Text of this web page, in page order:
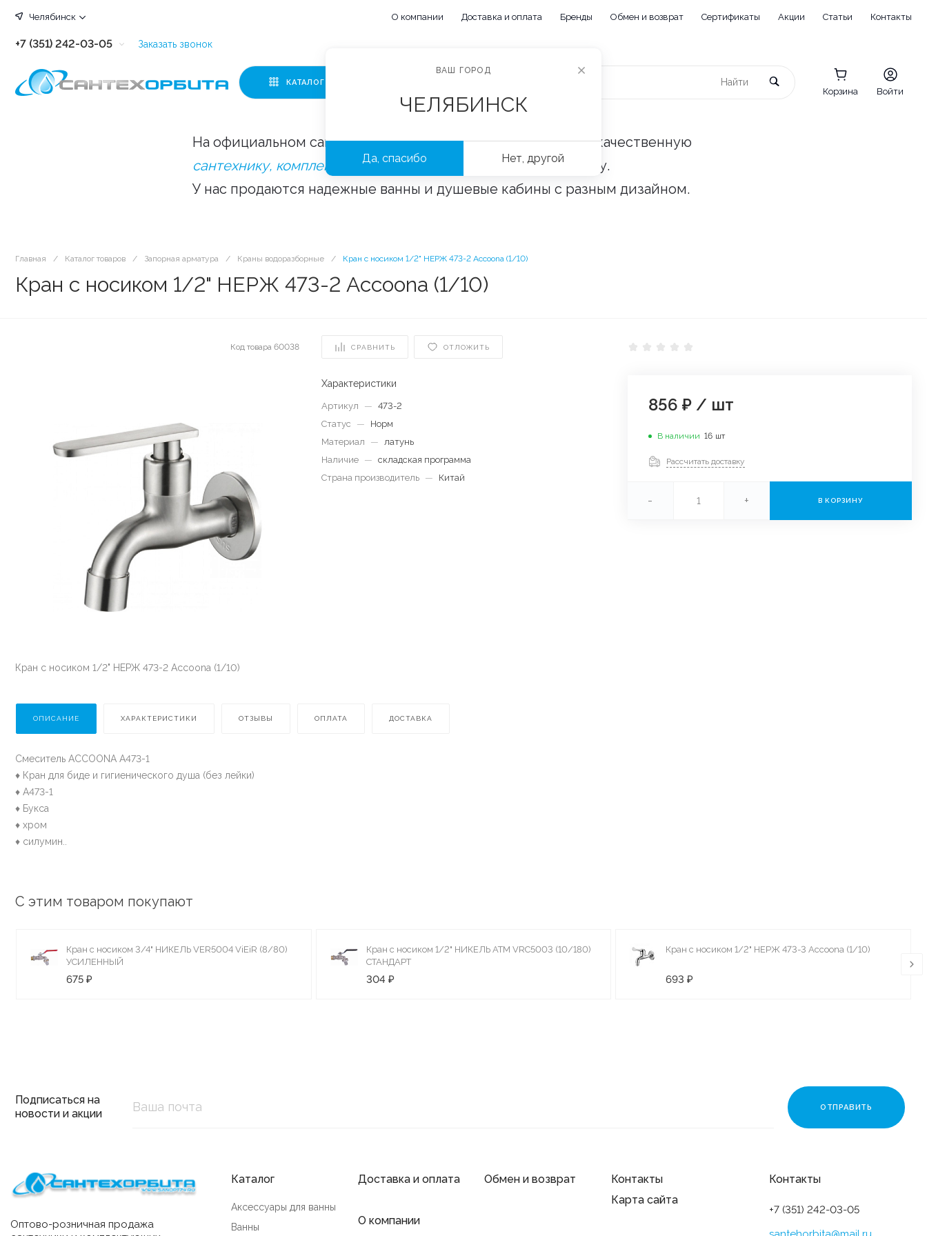
Челябинск О компании Доставка и оплата Бренды Обмен и возврат Сертификаты Акции Статьи Контакты
+7 (351) 242-03-05
+7 (351) 242-03-63
Заказать звонок
КАТАЛОГ
Корзина Войти
На официальном сайте «Сантехорбита» вы можете купить качественную
сантехнику, комплектующие и аксессуары
оптом и в розницу.
У нас продаются надежные ванны и душевые кабины с разным дизайном.
Главная / Каталог товаров / Запорная арматура / Краны водоразборные / Кран с носиком 1/2" НЕРЖ 473-2 Accoona (1/10)
Кран с носиком 1/2" НЕРЖ 473-2 Accoona (1/10)
Код товара 60038 СРАВНИТЬ ОТЛОЖИТЬ
Кран с носиком 1/2" НЕРЖ 473-2 Accoona (1/10)
Характеристики
Артикул — 473-2
Статус
—
Норм
Материал
— латунь
Наличие
— складская программа
Страна производитель
— Китай
856 ₽ / шт
В наличии 16 шт
Рассчитать доставку
- + В КОРЗИНУ
ОПИСАНИЕ ХАРАКТЕРИСТИКИ ОТЗЫВЫ ОПЛАТА ДОСТАВКА
Смеситель ACCOONA A473-1
♦ Кран для биде и гигиенического душа (без лейки)
♦ A473-1
♦ Букса
♦ хром
♦ силумин..
С этим товаром покупают
Кран с носиком 3/4" НИКЕЛЬ VER5004 ViEiR (8/80)
УСИЛЕННЫЙ
675 ₽
Кран с носиком 1/2" НИКЕЛЬ ATM VRC5003 (10/180)
СТАНДАРТ
304 ₽
Кран с носиком 1/2" НЕРЖ 473-3 Accoona (1/10)
693 ₽
Подписаться на
новости и акции
Оптово-розничная продажа
Каталог
Аксессуары для ванны
Ванны
Доставка и оплата
О компании
Обмен и возврат
Контакты
Карта сайта
Контакты
+7 (351) 242-03-05
ВАШ ГОРОД
ЧЕЛЯБИНСК
Да, спасибо Нет, другой